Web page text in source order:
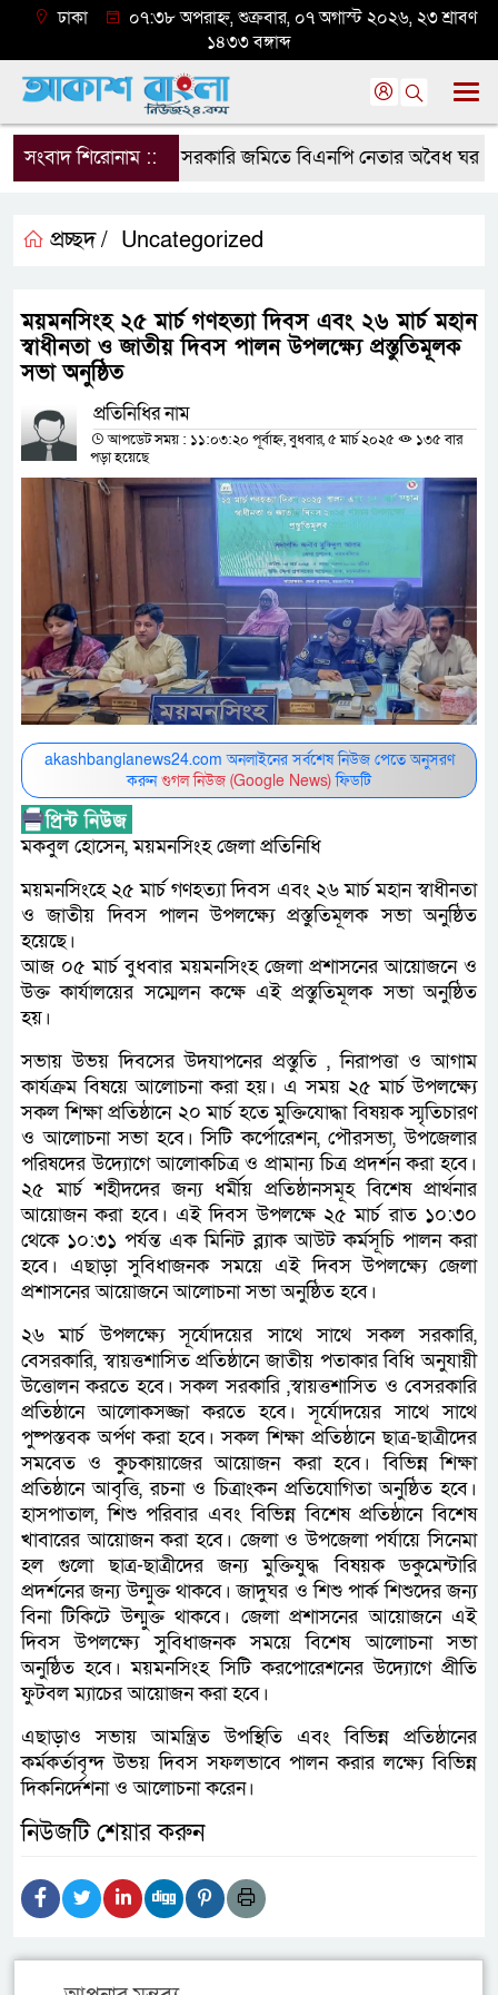
ঢাকা
০৭:৩৮ অপরাহ্ন, শুক্রবার, ০৭ অগাস্ট ২০২৬, ২৩ শ্রাবণ
১৪৩৩ বঙ্গাব্দ
সংবাদ শিরোনাম ::সরকারি জমিতে বিএনপি নেতার অবৈধ ঘর
প্রচ্ছদ / Uncategorized
ময়মনসিংহ ২৫ মার্চ গণহত্যা দিবস এবং ২৬ মার্চ মহান
স্বাধীনতা ও জাতীয় দিবস পালন উপলক্ষ্যে প্রস্তুতিমূলক
সভা অনুষ্ঠিত
প্রতিনিধির নাম
আপডেট সময় : ১১:০৩:২০ পূর্বাহ্ন, বুধবার, ৫ মার্চ ২০২৫
১৩৫ বার
পড়া হয়েছে
akashbanglanews24.com অনলাইনের সর্বশেষ নিউজ পেতে অনুসরণ
করুনগুগল নিউজ (Google News)ফিডটি
মকবুল হোসেন, ময়মনসিংহ জেলা প্রতিনিধি
ময়মনসিংহে ২৫ মার্চ গণহত্যা দিবস এবং ২৬ মার্চ মহান স্বাধীনতা
ও জাতীয় দিবস পালন উপলক্ষ্যে প্রস্তুতিমূলক সভা অনুষ্ঠিত
হয়েছে।
আজ ০৫ মার্চ বুধবার ময়মনসিংহ জেলা প্রশাসনের আয়োজনে ও
উক্ত কার্যালয়ের সম্মেলন কক্ষে এই প্রস্তুতিমূলক সভা অনুষ্ঠিত
হয়।
সভায় উভয় দিবসের উদযাপনের প্রস্তুতি , নিরাপত্তা ও আগাম
কার্যক্রম বিষয়ে আলোচনা করা হয়। এ সময় ২৫ মার্চ উপলক্ষ্যে
সকল শিক্ষা প্রতিষ্ঠানে ২০ মার্চ হতে মুক্তিযোদ্ধা বিষয়ক স্মৃতিচারণ
ও আলোচনা সভা হবে। সিটি কর্পোরেশন, পৌরসভা, উপজেলার
পরিষদের উদ্যোগে আলোকচিত্র ও প্রামান্য চিত্র প্রদর্শন করা হবে।
২৫ মার্চ শহীদদের জন্য ধর্মীয় প্রতিষ্ঠানসমূহ বিশেষ প্রার্থনার
আয়োজন করা হবে। এই দিবস উপলক্ষে ২৫ মার্চ রাত ১০:৩০
থেকে ১০:৩১ পর্যন্ত এক মিনিট ব্ল্যাক আউট কর্মসূচি পালন করা
হবে। এছাড়া সুবিধাজনক সময়ে এই দিবস উপলক্ষ্যে জেলা
প্রশাসনের আয়োজনে আলোচনা সভা অনুষ্ঠিত হবে।
২৬ মার্চ উপলক্ষ্যে সূর্যোদয়ের সাথে সাথে সকল সরকারি,
বেসরকারি, স্বায়ত্তশাসিত প্রতিষ্ঠানে জাতীয় পতাকার বিধি অনুযায়ী
উত্তোলন করতে হবে। সকল সরকারি ,স্বায়ত্তশাসিত ও বেসরকারি
প্রতিষ্ঠানে আলোকসজ্জা করতে হবে। সূর্যোদয়ের সাথে সাথে
পুষ্পস্তবক অর্পণ করা হবে। সকল শিক্ষা প্রতিষ্ঠানে ছাত্র-ছাত্রীদের
সমবেত ও কুচকায়াজের আয়োজন করা হবে। বিভিন্ন শিক্ষা
প্রতিষ্ঠানে আবৃত্তি, রচনা ও চিত্রাংকন প্রতিযোগিতা অনুষ্ঠিত হবে।
হাসপাতাল, শিশু পরিবার এবং বিভিন্ন বিশেষ প্রতিষ্ঠানে বিশেষ
খাবারের আয়োজন করা হবে। জেলা ও উপজেলা পর্যায়ে সিনেমা
হল গুলো ছাত্র-ছাত্রীদের জন্য মুক্তিযুদ্ধ বিষয়ক ডকুমেন্টারি
প্রদর্শনের জন্য উন্মুক্ত থাকবে। জাদুঘর ও শিশু পার্ক শিশুদের জন্য
বিনা টিকিটে উন্মুক্ত থাকবে। জেলা প্রশাসনের আয়োজনে এই
দিবস উপলক্ষ্যে সুবিধাজনক সময়ে বিশেষ আলোচনা সভা
অনুষ্ঠিত হবে। ময়মনসিংহ সিটি করপোরেশনের উদ্যোগে প্রীতি
ফুটবল ম্যাচের আয়োজন করা হবে।
এছাড়াও সভায় আমন্ত্রিত উপস্থিতি এবং বিভিন্ন প্রতিষ্ঠানের
কর্মকর্তাবৃন্দ উভয় দিবস সফলভাবে পালন করার লক্ষ্যে বিভিন্ন
দিকনির্দেশনা ও আলোচনা করেন।
নিউজটি শেয়ার করুন